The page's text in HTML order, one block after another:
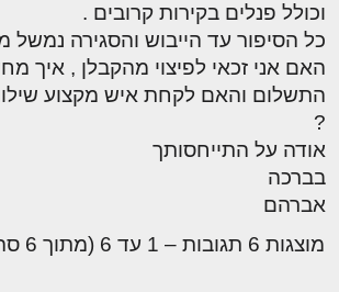
וכולל פנלים בקירות קרובים .
כל הסיפור עד הייבוש והסגירה נמשל מעל 3
האם אני זכאי לפיצוי מהקבלן , איך
התשלום והאם לקחת איש מקצוע
?
אודה על התייחסותך
בברכה
אברהם
מוצגות 6 תגובות – 1 עד 6 (מתוך 6 סה״כ)